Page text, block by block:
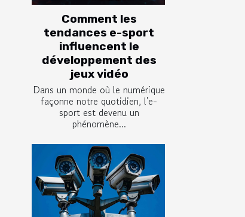
Comment les
tendances e-sport
influencent le
développement des
jeux vidéo
Dans un monde où le numérique
façonne notre quotidien, l'e-
sport est devenu un
phénomène...